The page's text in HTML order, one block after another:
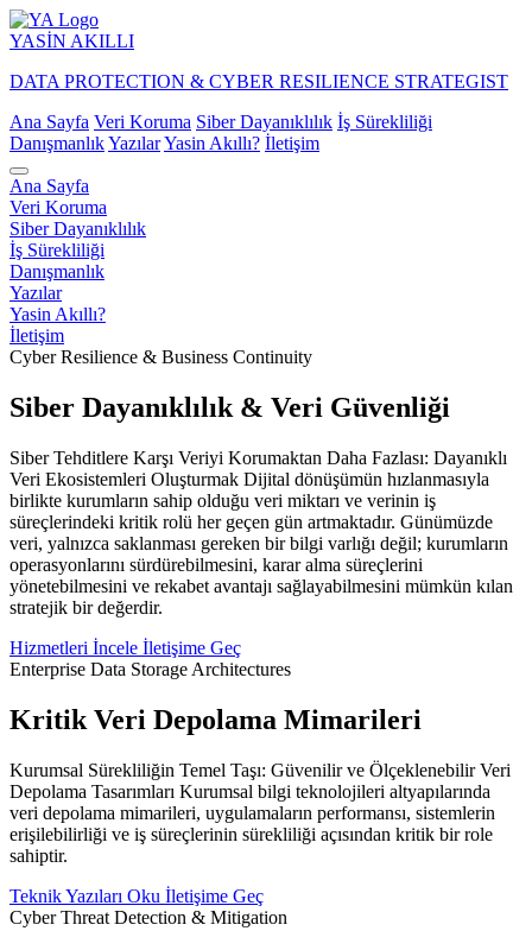
YASİN AKILLI
DATA PROTECTION & CYBER RESILIENCE STRATEGIST
Ana Sayfa Veri Koruma Siber Dayanıklılık İş Sürekliliği
DanışmanlıkYazılarYasin Akıllı? İletişim
Ana Sayfa
Veri Koruma
Siber Dayanıklılık
İş Sürekliliği
Danışmanlık
Yazılar
Yasin Akıllı?
İletişim
Cyber Resilience & Business Continuity
Siber Dayanıklılık & Veri Güvenliği
Siber Tehditlere Karşı Veriyi Korumaktan Daha Fazlası: Dayanıklı
Veri Ekosistemleri Oluşturmak Dijital dönüşümün hızlanmasıyla
birlikte kurumların sahip olduğu veri miktarı ve verinin iş
süreçlerindeki kritik rolü her geçen gün artmaktadır. Günümüzde
veri, yalnızca saklanması gereken bir bilgi varlığı değil; kurumların
operasyonlarını sürdürebilmesini, karar alma süreçlerini
yönetebilmesini ve rekabet avantajı sağlayabilmesini mümkün kılan
stratejik bir değerdir.
Hizmetleri İncele İletişime Geç
Enterprise Data Storage Architectures
Kritik Veri Depolama Mimarileri
Kurumsal Sürekliliğin Temel Taşı: Güvenilir ve Ölçeklenebilir Veri
Depolama Tasarımları Kurumsal bilgi teknolojileri altyapılarında
veri depolama mimarileri, uygulamaların performansı, sistemlerin
erişilebilirliği ve iş süreçlerinin sürekliliği açısından kritik bir role
sahiptir.
Teknik Yazıları Oku İletişime Geç
Cyber Threat Detection & Mitigation